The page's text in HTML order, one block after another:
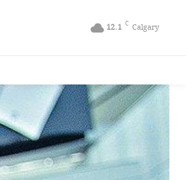
12.1 C Calgary